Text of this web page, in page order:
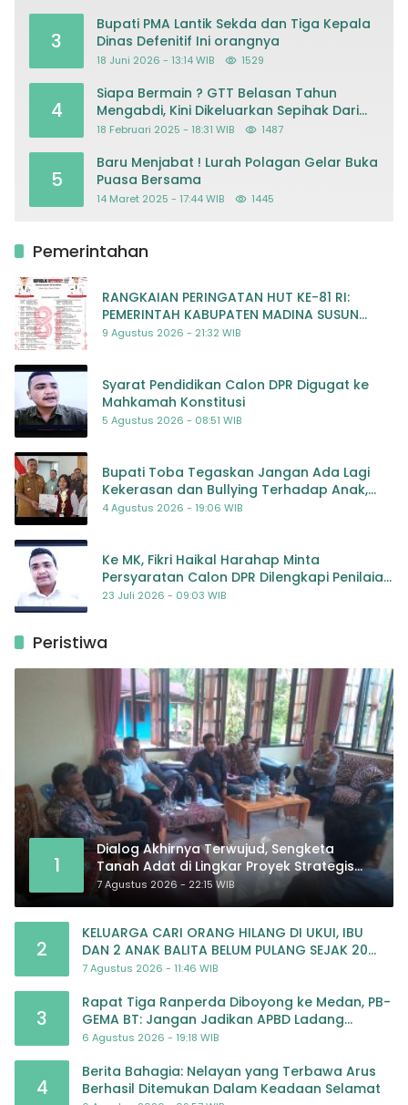
3
Bupati PMA Lantik Sekda dan Tiga Kepala
Dinas Defenitif Ini orangnya
18 Juni 2026 - 13:14 WIB 1529
4
Siapa Bermain ? GTT Belasan Tahun
Mengabdi, Kini Dikeluarkan Sepihak Dari
Dapodik
18 Februari 2025 - 18:31 WIB 1487
5
Baru Menjabat ! Lurah Polagan Gelar Buka
Puasa Bersama
14 Maret 2025 - 17:44 WIB 1445
Pemerintahan
RANGKAIAN PERINGATAN HUT KE-81 RI:
PEMERINTAH KABUPATEN MADINA SUSUN
RENCANA KEGIATAN MERIAH DAN BERMAKNA
9 Agustus 2026 - 21:32 WIB
Syarat Pendidikan Calon DPR Digugat ke
Mahkamah Konstitusi
5 Agustus 2026 - 08:51 WIB
Bupati Toba Tegaskan Jangan Ada Lagi
Kekerasan dan Bullying Terhadap Anak,
Dorong Kolaborasi Seluruh Pihak
4 Agustus 2026 - 19:06 WIB
Ke MK, Fikri Haikal Harahap Minta
Persyaratan Calon DPR Dilengkapi Penilaian
Kompetensi
23 Juli 2026 - 09:03 WIB
Peristiwa
1
Dialog Akhirnya Terwujud, Sengketa
Tanah Adat di Lingkar Proyek Strategis
Nasional Memasuki Babak Baru
7 Agustus 2026 - 22:15 WIB
2
KELUARGA CARI ORANG HILANG DI UKUI, IBU
DAN 2 ANAK BALITA BELUM PULANG SEJAK 20
JULI 2026
7 Agustus 2026 - 11:46 WIB
3
Rapat Tiga Ranperda Diboyong ke Medan, PB-
GEMA BT: Jangan Jadikan APBD Ladang
Pembiayaan yang Tak Perlu
6 Agustus 2026 - 19:18 WIB
4
Berita Bahagia: Nelayan yang Terbawa Arus
Berhasil Ditemukan Dalam Keadaan Selamat